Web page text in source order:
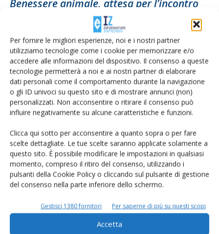
Per fornire le migliori esperienze, noi e i nostri partner
utilizziamo tecnologie come i cookie per memorizzare e/o
accedere alle informazioni del dispositivo. Il consenso a queste
tecnologie permetterà a noi e ai nostri partner di elaborare
dati personali come il comportamento durante la navigazione
o gli ID univoci su questo sito e di mostrare annunci (non)
personalizzati. Non acconsentire o ritirare il consenso può
influire negativamente su alcune caratteristiche e funzioni.
Clicca qui sotto per acconsentire a quanto sopra o per fare
scelte dettagliate. Le tue scelte saranno applicate solamente a
questo sito. È possibile modificare le impostazioni in qualsiasi
momento, compreso il ritiro del consenso, utilizzando i
pulsanti della Cookie Policy o cliccando sul pulsante di gestione
del consenso nella parte inferiore dello schermo.
Gestisci 1380 fornitori Per saperne di più su questi scopi
Accetta
Benessere animale, attesa per l’incontro
del 3 giugno al ministero della...
Di Giuliano Marchesin, direttore Associazione produttori carni bovine Unicarve
Unicarve festeggia i suoi primi vent’anni
DiGiuliano Marchesin 31 Luglio 2019